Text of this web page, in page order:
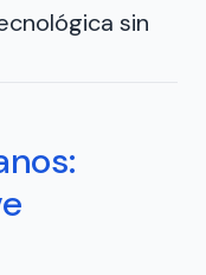
sin